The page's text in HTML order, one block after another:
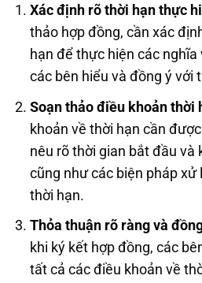
Xác định rõ thời hạn thực
thảo hợp đồng, cần xác
hạn để thực hiện các
các bên hiểu và đồng ý với
Soạn thảo điều khoản thời
khoản về thời hạn cần
nêu rõ thời gian bắt đầu và
cũng như các biện pháp xử
thời hạn.
Thỏa thuận rõ ràng và
khi ký kết hợp đồng, các
tất cả các điều khoản về